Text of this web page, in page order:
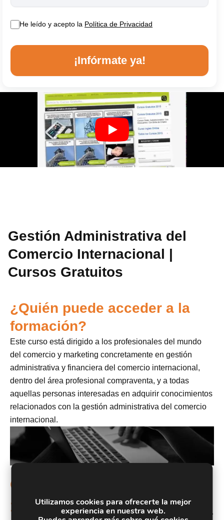
He leído y acepto la Política de Privacidad
¡Infórmate ya!
Gestión Administrativa del
Comercio Internacional |
Cursos Gratuitos
¿Quién puede acceder a la
formación?
Este curso está dirigido a los profesionales del mundo
del comercio y marketing concretamente en gestión
administrativa y financiera del comercio internacional,
dentro del área profesional compraventa, y a todas
aquellas personas interesadas en adquirir conocimientos
relacionados con la gestión administrativa del comercio
internacional.
Objetivos
1.
Establecer un sistema eficaz de información que
apoye las actividades de compraventa internacional.
Utilizamos cookies para ofrecerte la mejor
experiencia en nuestra web.